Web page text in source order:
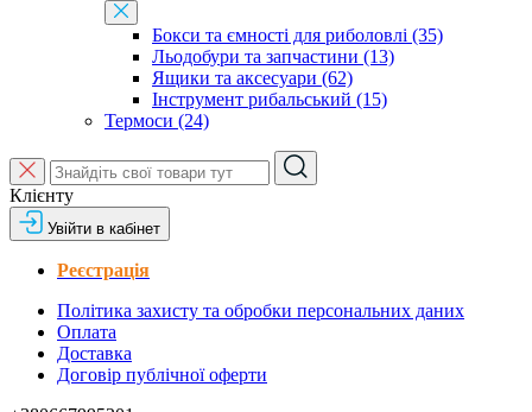
Бокси та ємності для риболовлі (35)
Льодобури та запчастини (13)
Ящики та аксесуари (62)
Інструмент рибальський (15)
Термоси (24)
Клієнту
Увійти в кабінет
Реєстрація
Політика захисту та обробки персональних даних
Оплата
Доставка
Договір публічної оферти